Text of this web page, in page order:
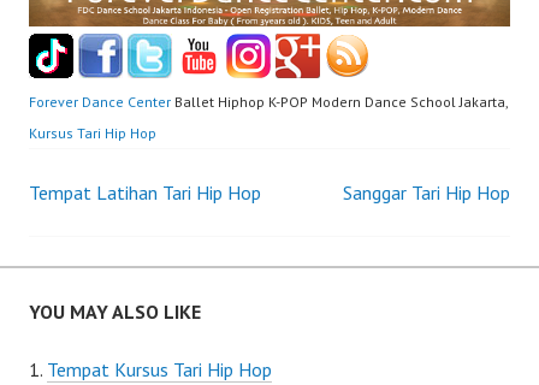
Forever Dance Center Ballet Hiphop K-POP Modern Dance School Jakarta,
Kursus Tari Hip Hop
Post
navigation
Tempat Latihan Tari Hip Hop Sanggar Tari Hip Hop
YOU MAY ALSO LIKE
Tempat Kursus Tari Hip Hop